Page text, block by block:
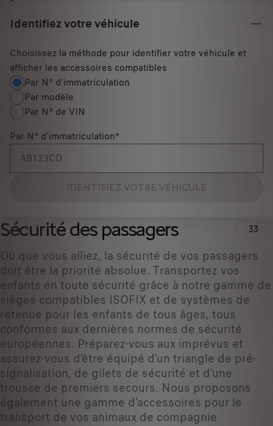
Identifiez votre véhicule
Choisissez la méthode pour identifier votre véhicule et
afficher les accessoires compatibles
Par N° d'immatriculation
Par modèle
Par N° de VIN
Par N° d'immatriculation*
IDENTIFIEZ VOTRE VÉHICULE
Sécurité des passagers 33
Où que vous alliez, la sécurité de vos passagers
doit être la priorité absolue. Transportez vos
enfants en toute sécurité grâce à notre gamme de
sièges compatibles ISOFIX et de systèmes de
retenue pour les enfants de tous âges, tous
conformes aux dernières normes de sécurité
européennes. Préparez-vous aux imprévus et
assurez-vous d’être équipé d’un triangle de pré-
signalisation, de gilets de sécurité et d’une
trousse de premiers secours. Nous proposons
également une gamme d'accessoires pour le
transport de vos animaux de compagnie.